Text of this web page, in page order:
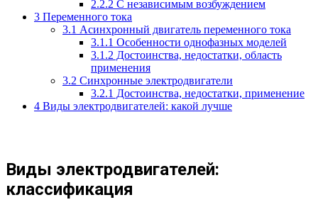
2.2.2 С независимым возбуждением
3 Переменного тока
3.1 Асинхронный двигатель переменного тока
3.1.1 Особенности однофазных моделей
3.1.2 Достоинства, недостатки, область
применения
3.2 Синхронные электродвигатели
3.2.1 Достоинства, недостатки, применение
4 Виды электродвигателей: какой лучше
Виды электродвигателей:
классификация